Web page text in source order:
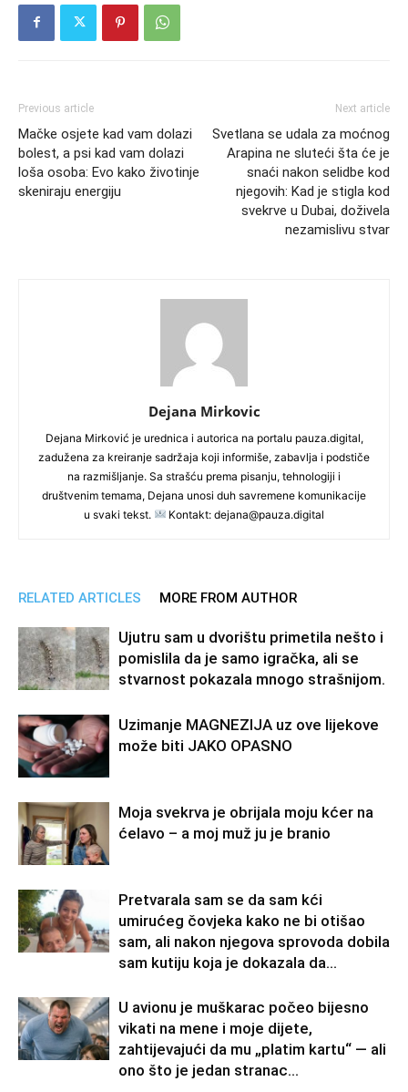
Previous article
Mačke osjete kad vam dolazi
bolest, a psi kad vam dolazi
loša osoba: Evo kako životinje
skeniraju energiju
Next article
Svetlana se udala za moćnog
Arapina ne sluteći šta će je
snaći nakon selidbe kod
njegovih: Kad je stigla kod
svekrve u Dubai, doživela
nezamislivu stvar
Dejana Mirkovic
Dejana Mirković je urednica i autorica na portalu pauza.digital,
zadužena za kreiranje sadržaja koji informiše, zabavlja i podstiče
na razmišljanje. Sa strašću prema pisanju, tehnologiji i
društvenim temama, Dejana unosi duh savremene komunikacije
u svaki tekst.
Kontakt: dejana@pauza.digital
RELATED ARTICLES MORE FROM AUTHOR
Ujutru sam u dvorištu primetila nešto i
pomislila da je samo igračka, ali se
stvarnost pokazala mnogo strašnijom.
Uzimanje MAGNEZIJA uz ove lijekove
može biti JAKO OPASNO
Moja svekrva je obrijala moju kćer na
ćelavo – a moj muž ju je branio
Pretvarala sam se da sam kći
umirućeg čovjeka kako ne bi otišao
sam, ali nakon njegova sprovoda dobila
sam kutiju koja je dokazala da...
U avionu je muškarac počeo bijesno
vikati na mene i moje dijete,
zahtijevajući da mu „platim kartu“ — ali
ono što je jedan stranac...